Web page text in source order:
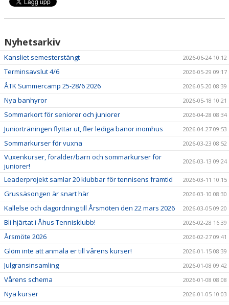
Nyhetsarkiv
Kansliet semesterstängt 2026-06-24 10:12
Terminsavslut 4/6 2026-05-29 09:17
ÅTK Summercamp 25-28/6 2026 2026-05-20 08:39
Nya banhyror 2026-05-18 10:21
Sommarkort för seniorer och juniorer 2026-04-28 08:34
Juniorträningen flyttar ut, fler lediga banor inomhus 2026-04-27 09:53
Sommarkurser för vuxna 2026-03-23 08:52
Vuxenkurser, förälder/barn och sommarkurser för
juniorer!
2026-03-13 09:24
Leaderprojekt samlar 20 klubbar för tennisens framtid 2026-03-11 10:15
Grussäsongen är snart här 2026-03-10 08:30
Kallelse och dagordning till Årsmöten den 22 mars 2026 2026-03-05 09:20
Bli hjärtat i Åhus Tennisklubb! 2026-02-28 16:39
Årsmöte 2026 2026-02-27 09:41
Glöm inte att anmäla er till vårens kurser! 2026-01-15 08:39
Julgransinsamling 2026-01-08 09:42
Vårens schema 2026-01-08 08:08
Nya kurser 2026-01-05 10:03